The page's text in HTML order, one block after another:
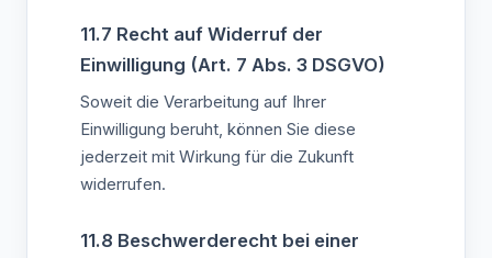
11.7 Recht auf Widerruf der
Einwilligung (Art. 7 Abs. 3 DSGVO)
Soweit die Verarbeitung auf Ihrer
Einwilligung beruht, können Sie diese
jederzeit mit Wirkung für die Zukunft
widerrufen.
11.8 Beschwerderecht bei einer